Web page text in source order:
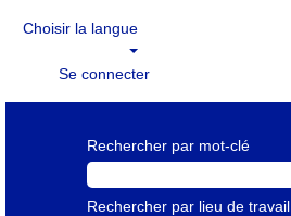
Choisir la langue
Se connecter
Rechercher par mot-clé
Rechercher par lieu de travail